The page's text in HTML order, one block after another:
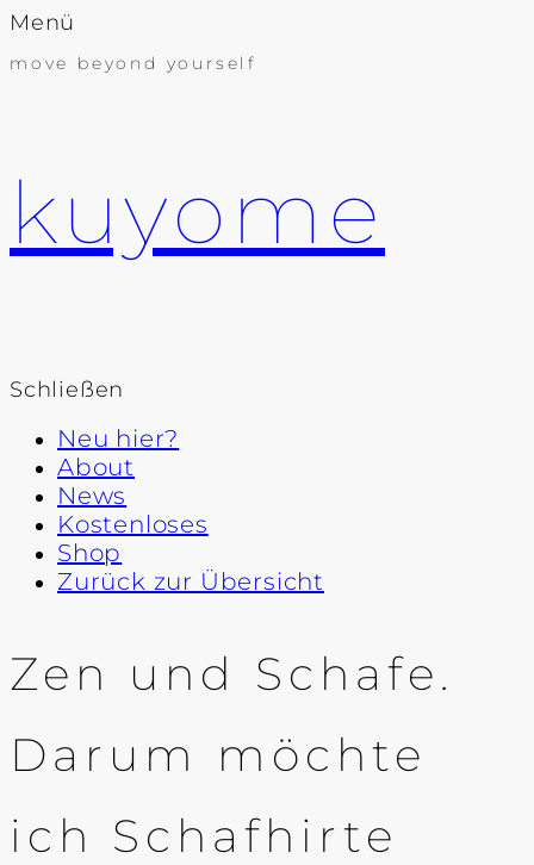
Menü
move beyond yourself
kuyome
Schließen
Neu hier?
About
News
Kostenloses
Shop
Zurück zur Übersicht
Zen und Schafe.
Darum möchte
ich Schafhirte